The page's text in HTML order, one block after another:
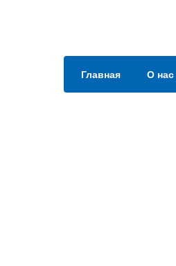
Главная О нас